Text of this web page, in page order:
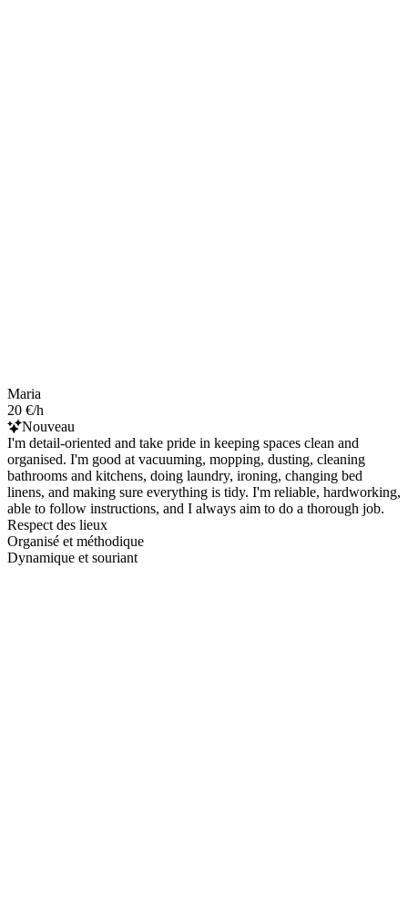
Maria
20 €/h
Nouveau
I'm detail-oriented and take pride in keeping spaces clean and
organised. I'm good at vacuuming, mopping, dusting, cleaning
bathrooms and kitchens, doing laundry, ironing, changing bed
linens, and making sure everything is tidy. I'm reliable, hardworking,
able to follow instructions, and I always aim to do a thorough job.
Respect des lieux
Organisé et méthodique
Dynamique et souriant